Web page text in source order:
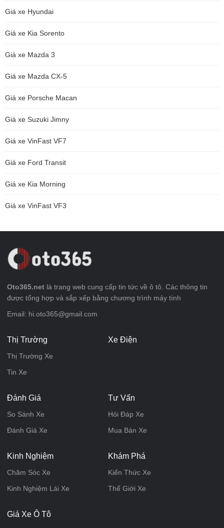
Giá xe Hyundai
Giá xe Kia Sorento
Giá xe Mazda 3
Giá xe Mazda CX-5
Giá xe Porsche Macan
Giá xe Suzuki Jimny
Giá xe VinFast VF7
Giá xe Ford Transit
Giá xe Kia Morning
Giá xe VinFast VF3
Oto365.net là trang web cung cấp tin tức về ô tô. Các thông tin
được tổng hợp và sắp xếp bằng chương trình máy tính
Email: hi.oto365@gmail.com
Thị Trường
Thị Trường Xe
Tin Xe
Xe Điện
Đánh Giá
So Sánh Xe
Đánh Giá Xe
Tư Vấn
Hỏi Đáp Xe
Mua Bán Xe
Kinh Nghiệm
Chăm Sóc Xe
Kinh Nghiệm Lái Xe
Khám Phá
Kiến Thức Xe
Thế Giới Xe
Giá Xe Ô Tô